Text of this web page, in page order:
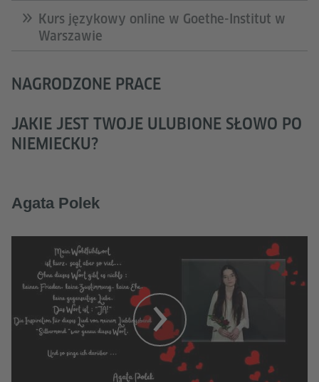
Kurs językowy online w Goethe-Institut w
Warszawie
NAGRODZONE PRACE
JAKIE JEST TWOJE ULUBIONE SŁOWO PO
NIEMIECKU?
Agata Polek